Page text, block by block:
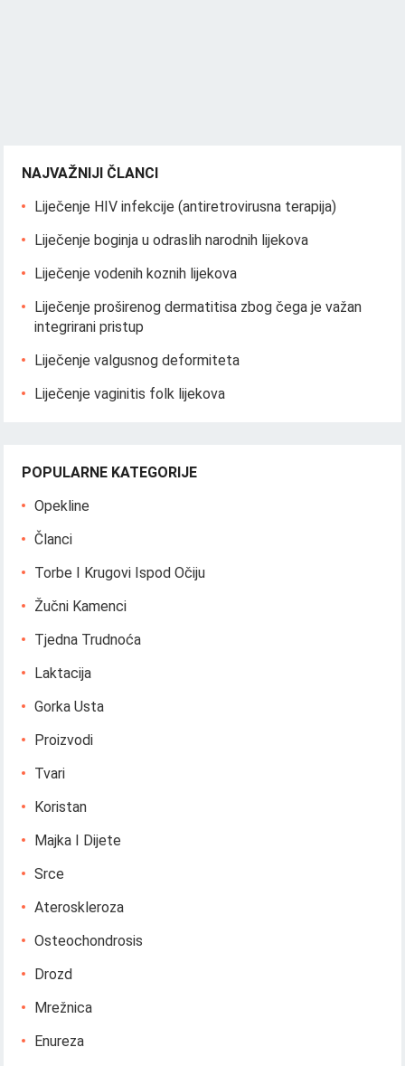
NAJVAŽNIJI ČLANCI
Liječenje HIV infekcije (antiretrovirusna terapija)
Liječenje boginja u odraslih narodnih lijekova
Liječenje vodenih koznih lijekova
Liječenje proširenog dermatitisa zbog čega je važan
integrirani pristup
Liječenje valgusnog deformiteta
Liječenje vaginitis folk lijekova
POPULARNE KATEGORIJE
Opekline
Članci
Torbe I Krugovi Ispod Očiju
Žučni Kamenci
Tjedna Trudnoća
Laktacija
Gorka Usta
Proizvodi
Tvari
Koristan
Majka I Dijete
Srce
Ateroskleroza
Osteochondrosis
Drozd
Mrežnica
Enureza